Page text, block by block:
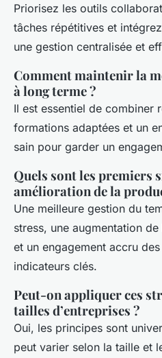
Priorisez les outils
tâches répétitives et
une gestion centralisée et
Comment maintenir la
à long terme ?
Il est essentiel de combiner
formations adaptées et un
sain pour garder un
Quels sont les premiers
amélioration de la
Une meilleure gestion du
stress, une augmentation
et un engagement accru
indicateurs clés.
Peut-on appliquer ces
tailles d’entreprises ?
Oui, les principes sont
peut varier selon la taille et